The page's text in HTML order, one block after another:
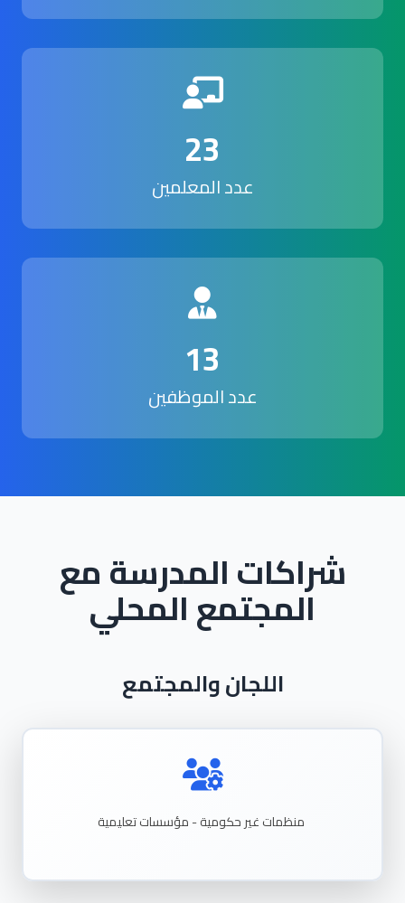
23
عدد المعلمين
13
عدد الموظفين
شراكات المدرسة مع
المجتمع المحلي
اللجان والمجتمع
منظمات غير حكومية - مؤسساتتعليمية